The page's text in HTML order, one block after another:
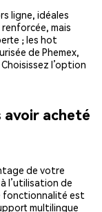
ligne, idéales
mais
; les hot
de Phemex,
l’option
avoir acheté
de votre
l’utilisation de
fonctionnalité est
multilingue